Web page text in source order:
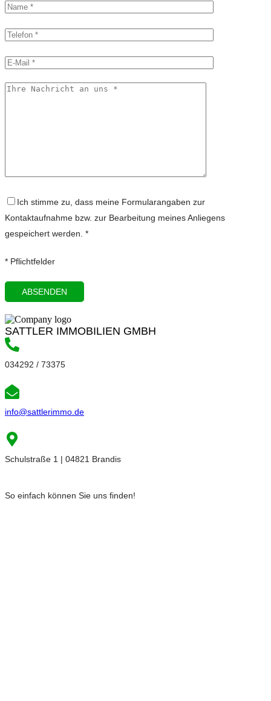
Ich stimme zu, dass meine Formularangaben zur
Kontaktaufnahme bzw. zur Bearbeitung meines Anliegens
gespeichert werden. *
* Pflichtfelder
SATTLER IMMOBILIEN GMBH
034292 / 73375
info@sattlerimmo.de
Schulstraße 1 | 04821 Brandis
So einfach können Sie uns finden!